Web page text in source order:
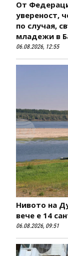
От
увереност,
по случая,
младежи в
06.08.2026, 12:55
Нивото на
вече е 14
06.08.2026, 09:51